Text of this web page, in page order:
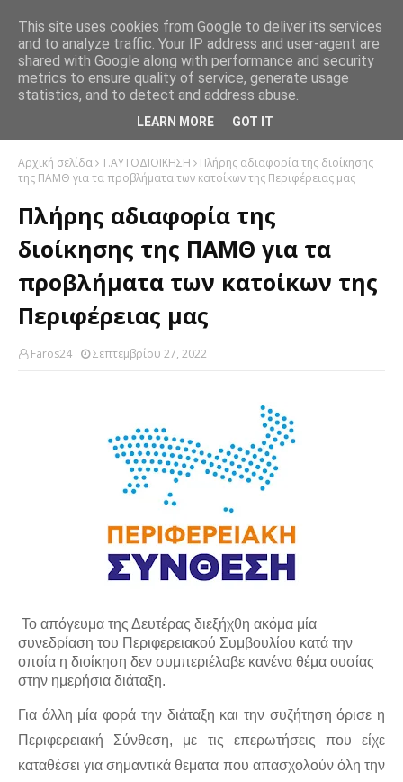
Αρχική σελίδα Τ.ΑΥΤΟΔΙΟΙΚΗΣΗ
Πλήρης αδιαφορία της διοίκησης
της ΠΑΜΘ για τα προβλήματα των κατοίκων της Περιφέρειας μας
Πλήρης αδιαφορία της
διοίκησης της ΠΑΜΘ για τα
προβλήματα των κατοίκων της
Περιφέρειας μας
Faros24 Σεπτεμβρίου 27, 2022
Το απόγευμα της Δευτέρας διεξήχθη ακόμα μία
συνεδρίαση του Περιφερειακού Συμβουλίου κατά την
οποία η διοίκηση δεν συμπεριέλαβε κανένα θέμα ουσίας
στην ημερήσια διάταξη.
Για άλλη μία φορά την διάταξη και την συζήτηση όρισε η
Περιφερειακή Σύνθεση, με τις επερωτήσεις που είχε
καταθέσει για σημαντικά θεματα που απασχολούν όλη την
This site uses cookies from Google to deliver its services
and to analyze traffic. Your IP address and user-agent are
shared with Google along with performance and security
metrics to ensure quality of service, generate usage
statistics, and to detect and address abuse.
LEARN MORE GOT IT